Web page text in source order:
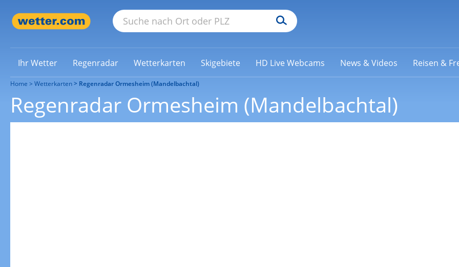
Ihr Wetter Regenradar Wetterkarten Skigebiete HD Live Webcams News & Videos Reisen &
Home Wetterkarten Regenradar Ormesheim (Mandelbachtal)
Regenradar Ormesheim (Mandelbachtal)